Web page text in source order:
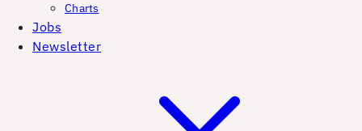
Charts
Jobs
Newsletter